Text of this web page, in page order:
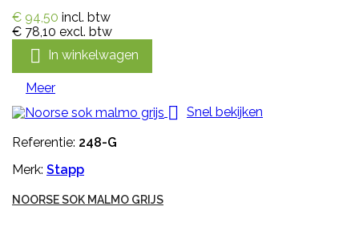
€ 94,50 incl. btw
€ 78,10 excl. btw
 In winkelwagen
Meer
 Snel bekijken
Referentie: 248-G
Merk: Stapp
NOORSE SOK MALMO GRIJS